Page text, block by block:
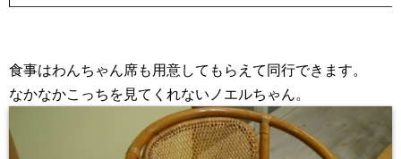
食事はわんちゃん席も用意してもらえて同行できます。
なかなかこっちを見てくれないノエルちゃん。